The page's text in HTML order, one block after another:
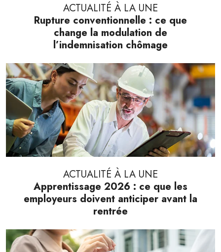
ACTUALITÉ À LA UNE
Rupture conventionnelle : ce que
change la modulation de
l’indemnisation chômage
ACTUALITÉ À LA UNE
Apprentissage 2026 : ce que les
employeurs doivent anticiper avant la
rentrée